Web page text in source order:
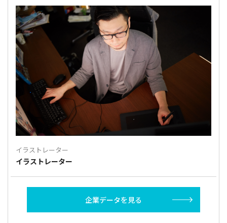
イラストレーター
イラストレーター
企業データを見る